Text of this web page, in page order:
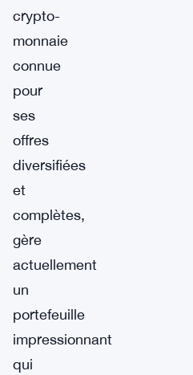
crypto-
monnaie
connue
pour
ses
offres
diversifiées
et
complètes,
gère
actuellement
un
portefeuille
impressionnant
qui